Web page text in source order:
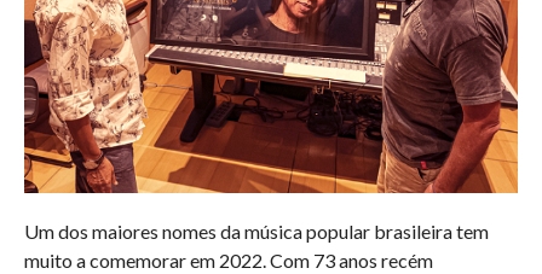
Um dos maiores nomes da música popular brasileira tem
muito a comemorar em 2022. Com 73 anos recém